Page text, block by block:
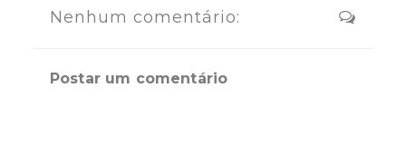
Nenhum comentário:
Postar um comentário